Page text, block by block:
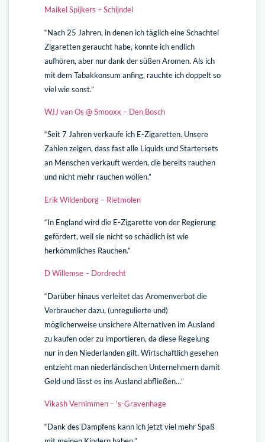
Maikel Spijkers – Schijndel
“Nach 25 Jahren, in denen ich täglich eine Schachtel
Zigaretten geraucht habe, konnte ich endlich
aufhören, aber nur dank der süßen Aromen. Als ich
mit dem Tabakkonsum anfing, rauchte ich doppelt so
viel wie sonst.”
WJJ van Os @ Smooxx – Den Bosch
“Seit 7 Jahren verkaufe ich E-Zigaretten. Unsere
Zahlen zeigen, dass fast alle Liquids und Startersets
an Menschen verkauft werden, die bereits rauchen
und nicht mehr rauchen wollen.”
Erik Wildenborg – Rietmolen
“In England wird die E-Zigarette von der Regierung
gefördert, weil sie nicht so schädlich ist wie
herkömmliches Rauchen.”
D Willemse – Dordrecht
“Darüber hinaus verleitet das Aromenverbot die
Verbraucher dazu, (unregulierte und)
möglicherweise unsichere Alternativen im Ausland
zu kaufen oder zu importieren, da diese Regelung
nur in den Niederlanden gilt. Wirtschaftlich gesehen
entzieht man niederländischen Unternehmern damit
Geld und lässt es ins Ausland abfließen…”
Vikash Vernimmen – 's-Gravenhage
“Dank des Dampfens kann ich jetzt viel mehr Spaß